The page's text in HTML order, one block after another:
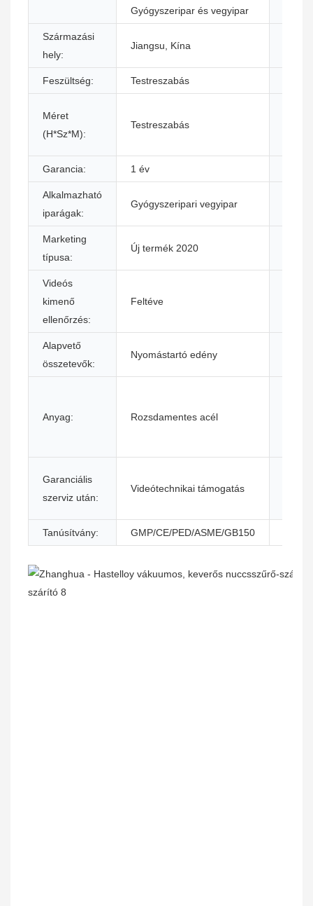
Gyógyszeripar és vegyipar
Származási
hely:
Jiangsu, Kína
Feszültség: Testreszabás
Méret
(H*Sz*M):
Testreszabás
Garancia: 1 év
Alkalmazható
iparágak:
Gyógyszeripari vegyipar
Marketing
típusa:
Új termék 2020
Videós
kimenő
ellenőrzés:
Feltéve
Alapvető
összetevők:
Nyomástartó edény
Anyag: Rozsdamentes acél
Garanciális
szerviz után:
Videótechnikai támogatás
Tanúsítvány: GMP/CE/PED/ASME/GB150